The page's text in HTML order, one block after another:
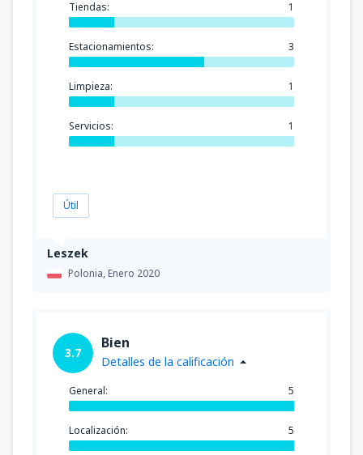
Leszek
Polonia,Enero 2020
Tiendas: 1
Estacionamientos: 3
Limpieza: 1
Servicios: 1
Útil
3.7
Bien
Detalles de la calificación
General: 5
Localización: 5